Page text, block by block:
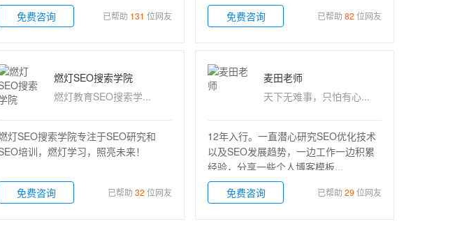
免费咨询 已帮助 131 位网友
免费咨询
已帮助 82 位网友
燃灯SEO搜索学院
燃灯教育SEO搜索学...
灯SEO搜索学院专注于SEO研究和
培训，燃灯学习，照亮未来！
免费咨询 已帮助 32 位网友
麦田老师
天下无难事，只怕有心...
12年入行。一直潜心研究SEO优化技术
以及SEO发展趋势，一边工作一边积累
经验，分享一些个人博客模板...
免费咨询
已帮助 29 位网友